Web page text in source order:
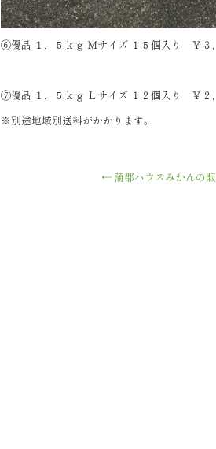
⑥優品 １．５ｋｇ Ｍサイズ １５個入り ￥３
⑦優品 １．５ｋｇ Ｌサイズ １２個入り ￥２
※別途地域別送料がかかります。
← 蒲郡ハウスみかんの